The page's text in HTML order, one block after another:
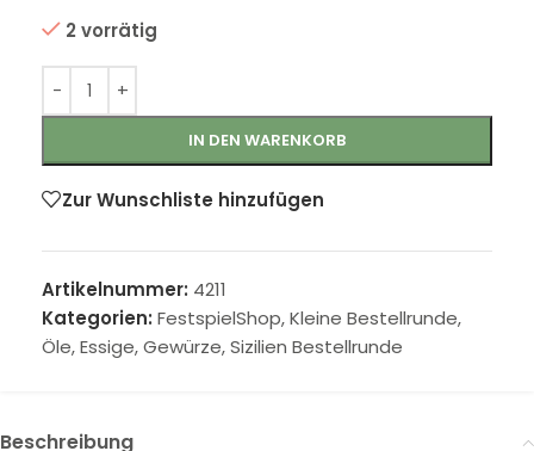
2 vorrätig
IN DEN WARENKORB
Zur Wunschliste hinzufügen
Artikelnummer: 4211
Kategorien: FestspielShop,Kleine Bestellrunde,
Öle, Essige, Gewürze,Sizilien Bestellrunde
Beschreibung